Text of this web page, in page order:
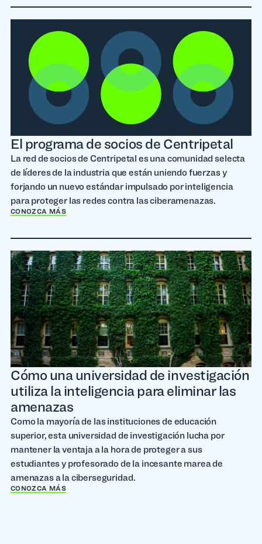
El programa de socios de Centripetal
La red de socios de Centripetal es una comunidad selecta
de líderes de la industria que están uniendo fuerzas y
forjando un nuevo estándar impulsado por inteligencia
para proteger las redes contra las ciberamenazas.
CONOZCA MÁS
Cómo una universidad de investigación
utiliza la inteligencia para eliminar las
amenazas
Como la mayoría de las instituciones de educación
superior, esta universidad de investigación lucha por
mantener la ventaja a la hora de proteger a sus
estudiantes y profesorado de la incesante marea de
amenazas a la ciberseguridad.
CONOZCA MÁS